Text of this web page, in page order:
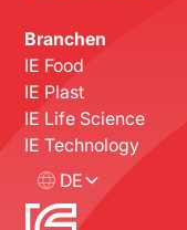
Branchen
IE Food
IE Plast
IE Life Science
IE Technology
DE